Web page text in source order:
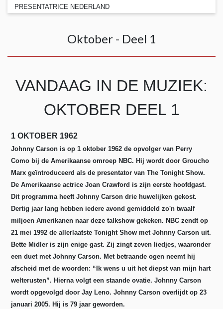
PRESENTATRICE NEDERLAND
Oktober - Deel 1
VANDAAG IN DE MUZIEK:
OKTOBER DEEL 1
1 OKTOBER 1962
Johnny Carson is op 1 oktober 1962 de opvolger van Perry
Como bij de Amerikaanse omroep NBC. Hij wordt door Groucho
Marx geïntroduceerd als de presentator van The Tonight Show.
De Amerikaanse actrice Joan Crawford is zijn eerste hoofdgast.
Dit programma heeft Johnny Carson drie huwelijken gekost.
Dertig jaar lang hebben iedere avond gemiddeld zo'n twaalf
miljoen Amerikanen naar deze talkshow gekeken. NBC zendt op
21 mei 1992 de allerlaatste Tonight Show met Johnny Carson uit.
Bette Midler is zijn enige gast. Zij zingt zeven liedjes, waaronder
een duet met Johnny Carson. Met betraande ogen neemt hij
afscheid met de woorden: “Ik wens u uit het diepst van mijn hart
welterusten”. Hierna volgt een staande ovatie. Johnny Carson
wordt opgevolgd door Jay Leno. Johnny Carson overlijdt op 23
januari 2005. Hij is 79 jaar geworden.